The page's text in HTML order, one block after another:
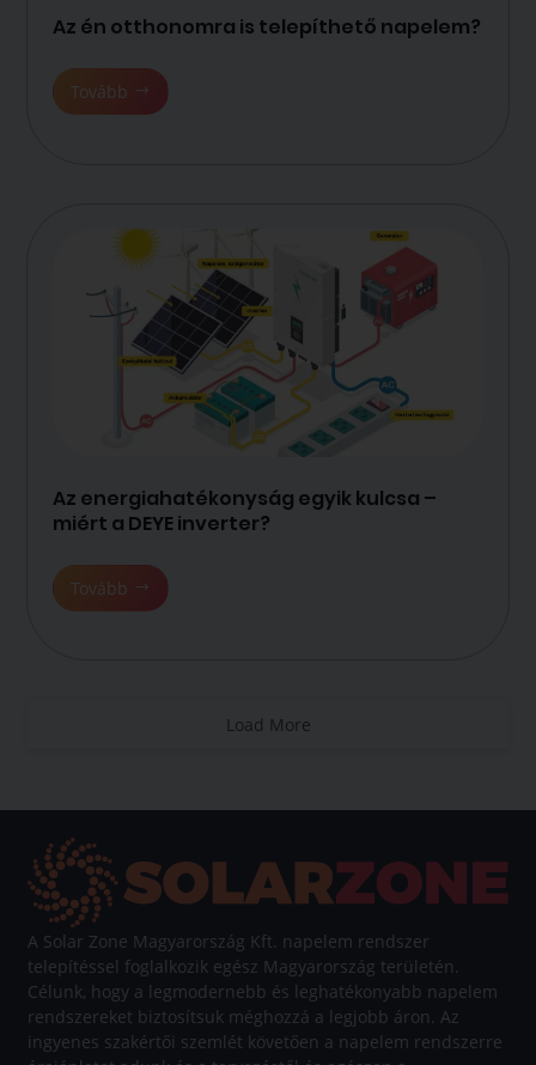
Az én otthonomra is telepíthető napelem?
Tovább
Az energiahatékonyság egyik kulcsa –
miért a DEYE inverter?
Tovább
Load More
A Solar Zone Magyarország Kft. napelem rendszer
telepítéssel foglalkozik egész Magyarország területén.
Célunk, hogy a legmodernebb és leghatékonyabb napelem
rendszereket biztosítsuk méghozzá a legjobb áron. Az
ingyenes szakértői szemlét követően a napelem rendszerre